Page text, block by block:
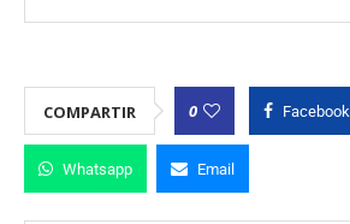
COMPARTIR 0 Facebook
Whatsapp Email